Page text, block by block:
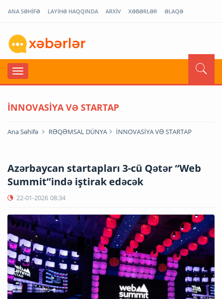
ANA SƏHİFƏ LAYİHƏ HAQQINDA ARXİV XƏBƏRLƏR ƏLAQƏ
İNNOVASİYA VƏ STARTAP
Ana Səhifə RƏQƏMSAL DÜNYA İNNOVASİYA VƏ STARTAP
Azərbaycan startapları 3-cü Qətər “Web
Summit”ində iştirak edəcək
22-01-2026 08:34